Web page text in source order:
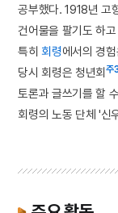
공부했다. 1918년 고
건어물을 팔기도 하
특히회령에서의 경
당시 회령은 청년회주
토론과 글쓰기를 할
회령의 노동 단체 '신